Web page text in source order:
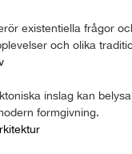
existentiella frågor
och olika
inslag kan
formgivning.